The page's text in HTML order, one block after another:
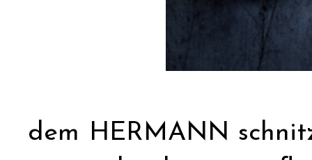
dem HERMANN